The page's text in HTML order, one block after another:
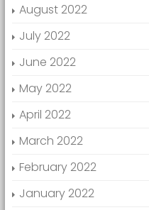
August 2022
July 2022
June 2022
May 2022
April 2022
March 2022
February 2022
January 2022